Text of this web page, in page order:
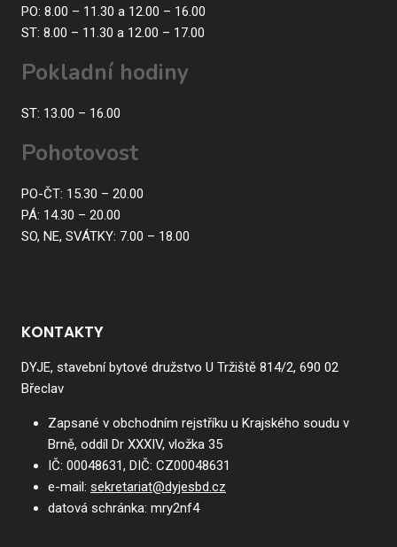
PO: 8.00 – 11.30 a 12.00 – 16.00
ST: 8.00 – 11.30 a 12.00 – 17.00
Pokladní hodiny
ST: 13.00 – 16.00
Pohotovost
PO-ČT: 15.30 – 20.00
PÁ: 14.30 – 20.00
SO, NE, SVÁTKY: 7.00 – 18.00
KONTAKTY
DYJE, stavební bytové družstvo U Tržiště 814/2, 690 02
Břeclav
Zapsané v obchodním rejstříku u Krajského soudu v
Brně, oddíl Dr XXXIV, vložka 35
IČ: 00048631, DIČ: CZ00048631
e-mail: sekretariat@dyjesbd.cz
datová schránka: mry2nf4